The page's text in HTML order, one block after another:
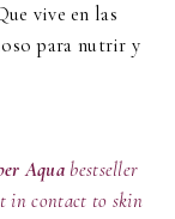
vive en las
para nutrir y
Aqua bestseller
in contact to skin